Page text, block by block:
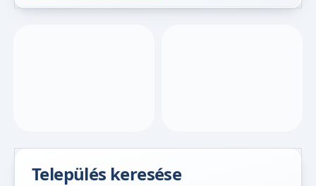
Település keresése